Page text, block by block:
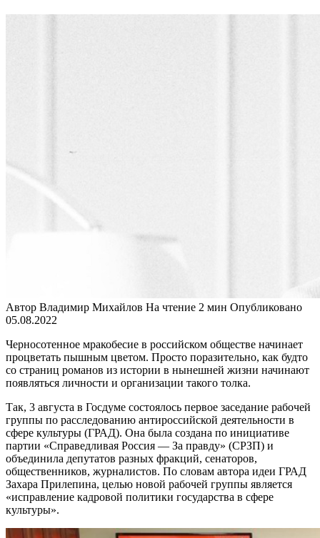
Автор Владимир Михайлов На чтение 2 мин Опубликовано
05.08.2022
Черносотенное мракобесие в российском обществе начинает
процветать пышным цветом. Просто поразительно, как будто
со страниц романов из истории в нынешней жизни начинают
появляться личности и организации такого толка.
Так, 3 августа в Госдуме состоялось первое заседание рабочей
группы по расследованию антироссийской деятельности в
сфере культуры (ГРАД). Она была создана по инициативе
партии «Справедливая Россия — За правду» (СРЗП) и
объединила депутатов разных фракций, сенаторов,
общественников, журналистов. По словам автора идеи ГРАД
Захара Прилепина, целью новой рабочей группы является
«исправление кадровой политики государства в сфере
культуры».